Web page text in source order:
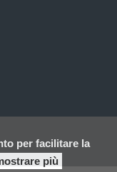
per facilitare la
più